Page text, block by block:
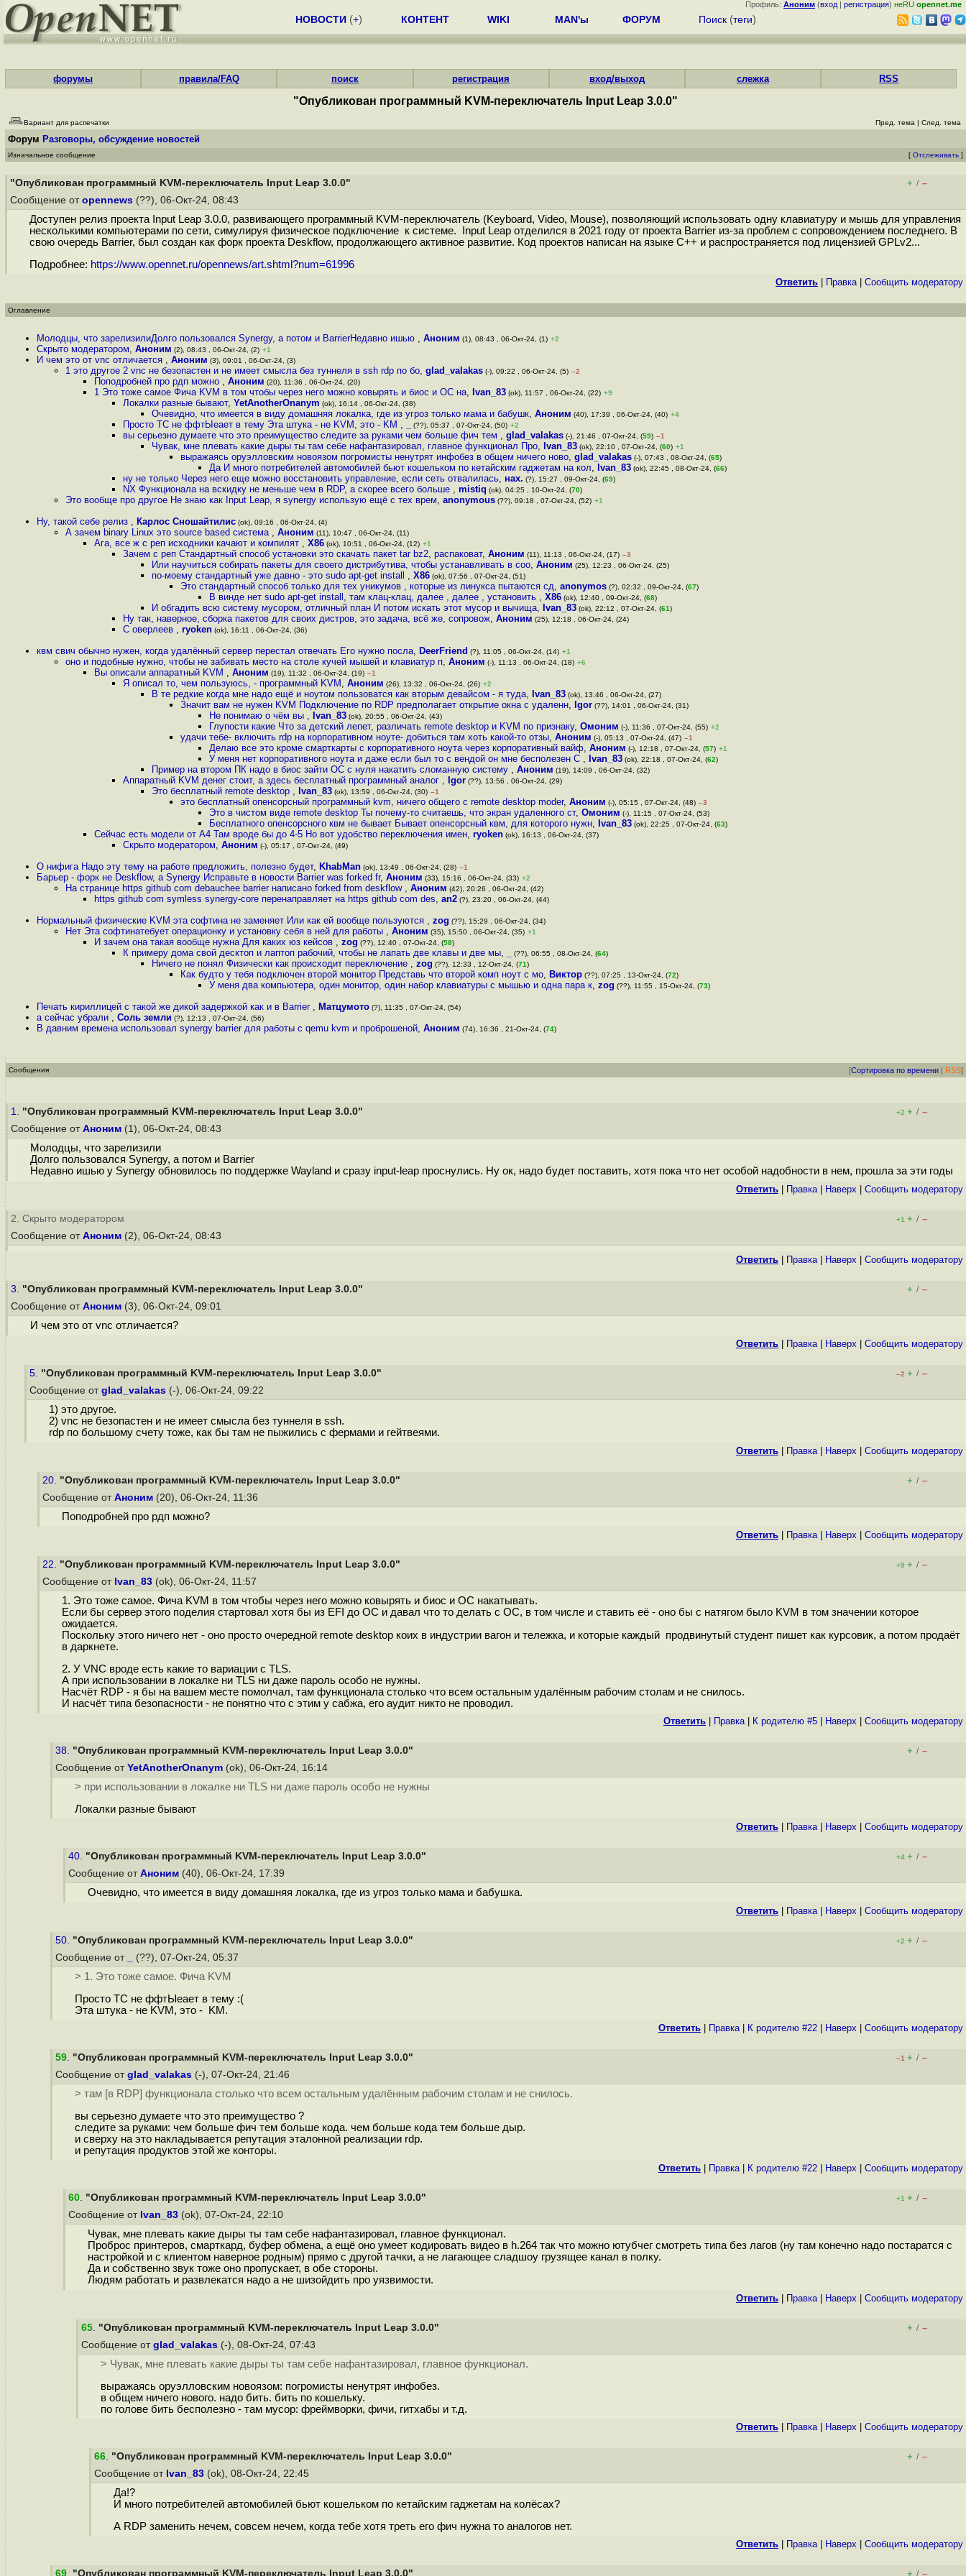
Профиль: Аноним (вход | регистрация) неRU opennet.me
НОВОСТИ (+) КОНТЕНТ WIKI MAN'ы ФОРУМ Поиск (теги)
форумы правила/FAQ поиск регистрация вход/выход слежка RSS
"Опубликован программный KVM-переключатель Input Leap 3.0.0"
Вариант для распечатки Пред. тема | След. тема
Форум Разговоры, обсуждение новостей
Изначальное сообщение [ Отслеживать ]
"Опубликован программный KVM-переключатель Input Leap 3.0.0" + / –
Сообщение от opennews (??), 06-Окт-24, 08:43
Доступен релиз проекта Input Leap 3.0.0, развивающего программный KVM-переключатель (Keyboard, Video, Mouse), позволяющий использовать одну клавиатуру и мышь для управления
несколькими компьютерами по сети, симулируя физическое подключение к системе. Input Leap отделился в 2021 году от проекта Barrier из-за проблем с сопровождением последнего. В
свою очередь Barrier, был создан как форк проекта Deskflow, продолжающего активное развитие. Код проектов написан на языке C++ и распространяется под лицензией GPLv2...
Подробнее: https://www.opennet.ru/opennews/art.shtml?num=61996
Ответить Правка| Cообщить модератору
Оглавление
Молодцы, что зарелизилиДолго пользовался Synergy, а потом и BarrierНедавно ишью , Аноним (1), 08:43 , 06-Окт-24, (1) +2
Скрыто модератором, Аноним (2), 08:43 , 06-Окт-24, (2) +1
И чем это от vnc отличается , Аноним (3), 09:01 , 06-Окт-24, (3)
1 это другое 2 vnc не безопастен и не имеет смысла без туннеля в ssh rdp по бо, glad_valakas (-), 09:22 , 06-Окт-24, (5) –2
Поподробней про рдп можно , Аноним (20), 11:36 , 06-Окт-24, (20)
1 Это тоже самое Фича KVM в том чтобы через него можно ковырять и биос и ОС на, Ivan_83 (ok), 11:57 , 06-Окт-24, (22) +9
Локалки разные бывают, YetAnotherOnanym (ok), 16:14 , 06-Окт-24, (38)
Очевидно, что имеется в виду домашняя локалка, где из угроз только мама и бабушк, Аноним (40), 17:39 , 06-Окт-24, (40) +4
Просто ТС не ффтЫеает в тему Эта штука - не KVM, это - KM , (??), 05:37 , 07-Окт-24, (50) +2
вы серьезно думаете что это преимущество следите за руками чем больше фич тем , glad_valakas (-), 21:46 , 07-Окт-24, (59) –1
Чувак, мне плевать какие дыры ты там себе нафантазировал, главное функционал Про, Ivan_83 (ok), 22:10 , 07-Окт-24, (60) +1
выражаясь оруэлловским новоязом погромисты ненутрят инфобез в общем ничего ново, glad_valakas (-), 07:43 , 08-Окт-24, (65)
Да И много потребителей автомобилей бьют кошельком по кетайским гаджетам на кол, Ivan_83 (ok), 22:45 , 08-Окт-24, (66)
ну не только Через него еще можно восстановить управление, если сеть отвалилась, нах. (?), 15:27 , 09-Окт-24, (69)
NX Функционала на вскидку не меньше чем в RDP, а скорее всего больше , mistiq (ok), 04:25 , 10-Окт-24, (70)
Это вообще про другое Не знаю как Input Leap, я synergy использую ещё с тех врем, anonymous (??), 09:18 , 07-Окт-24, (52) +1
Ну, такой себе релиз , Карлос Сношайтилис (ok), 09:16 , 06-Окт-24, (4)
А зачем binary Linux это source based система , Аноним (11), 10:47 , 06-Окт-24, (11)
Ага, все ж с реп исходники качают и компилят , X86 (ok), 10:51 , 06-Окт-24, (12) +1
Зачем с реп Стандартный способ установки это скачать пакет tar bz2, распаковат, Аноним (11), 11:13 , 06-Окт-24, (17) –3
Или научиться собирать пакеты для своего дистрибутива, чтобы устанавливать в соо, Аноним (25), 12:23 , 06-Окт-24, (25)
по-моему стандартный уже давно - это sudo apt-get install , X86 (ok), 07:56 , 07-Окт-24, (51)
Это стандартный способ только для тех уникумов , которые из линукса пытаются сд, anonymos (?), 02:32 , 09-Окт-24, (67)
В винде нет sudo apt-get install, там клац-клац, далее , далее , установить , X86 (ok), 12:40 , 09-Окт-24, (68)
И обгадить всю систему мусором, отличный план И потом искать этот мусор и вычища, Ivan_83 (ok), 22:12 , 07-Окт-24, (61)
Ну так, наверное, сборка пакетов для своих дистров, это задача, всё же, сопровож, Аноним (25), 12:18 , 06-Окт-24, (24)
С оверлеев , ryoken (ok), 16:11 , 06-Окт-24, (36)
квм свич обычно нужен, когда удалённый сервер перестал отвечать Его нужно посла, DeerFriend (?), 11:05 , 06-Окт-24, (14) +1
оно и подобные нужно, чтобы не забивать место на столе кучей мышей и клавиатур п, Аноним (-), 11:13 , 06-Окт-24, (18) +6
Вы описали аппаратный KVM , Аноним (19), 11:32 , 06-Окт-24, (19) –1
Я описал то, чем пользуюсь, - программный KVM , Аноним (26), 13:32 , 06-Окт-24, (26) +2
В те редкие когда мне надо ещё и ноутом пользоватся как вторым девайсом - я туда, Ivan_83 (ok), 13:46 , 06-Окт-24, (27)
Значит вам не нужен KVM Подключение по RDP предполагает открытие окна с удаленн, Igor (??), 14:01 , 06-Окт-24, (31)
Не понимаю о чём вы , Ivan_83 (ok), 20:55 , 06-Окт-24, (43)
Глупости какие Что за детский лепет, различать remote desktop и KVM по признаку, Омоним (-), 11:36 , 07-Окт-24, (55) +2
удачи тебе- включить rdp на корпоративном ноуте- добиться там хоть какой-то отзы, Аноним (-), 05:13 , 07-Окт-24, (47) –1
Делаю все это кроме смарткарты с корпоративного ноута через корпоративный вайф, Аноним (-), 12:18 , 07-Окт-24, (57) +1
У меня нет корпоративного ноута и даже если был то с вендой он мне бесполезен С , Ivan_83 (ok), 22:18 , 07-Окт-24, (62)
Пример на втором ПК надо в биос зайти ОС с нуля накатить сломанную систему , Аноним (19), 14:09 , 06-Окт-24, (32)
Аппаратный KVM денег стоит, а здесь бесплатный программный аналог , Igor (??), 13:56 , 06-Окт-24, (29)
Это бесплатный remote desktop , Ivan_83 (ok), 13:59 , 06-Окт-24, (30) –1
это бесплатный опенсорсный программный kvm, ничего общего с remote desktop moder, Аноним (-), 05:15 , 07-Окт-24, (48) –3
Это в чистом виде remote desktop Ты почему-то считаешь, что экран удаленного ст, Омоним (-), 11:15 , 07-Окт-24, (53)
Бесплатного опенсорсного квм не бывает Бывает опенсорсный квм, для которого нужн, Ivan_83 (ok), 22:25 , 07-Окт-24, (63)
Сейчас есть модели от А4 Там вроде бы до 4-5 Но вот удобство переключения имен, ryoken (ok), 16:13 , 06-Окт-24, (37)
Скрыто модератором, Аноним (-), 05:17 , 07-Окт-24, (49)
О нифига Надо эту тему на работе предложить, полезно будет, KhabMan (ok), 13:49 , 06-Окт-24, (28) –1
Барьер - форк не Deskflow, а Synergy Исправьте в новости Barrier was forked fr, Аноним (33), 15:16 , 06-Окт-24, (33) +2
На странице https github com debauchee barrier написано forked from deskflow , Аноним (42), 20:26 , 06-Окт-24, (42)
https github com symless synergy-core перенаправляет на https github com des, an2 (?), 23:20 , 06-Окт-24, (44)
Нормальный физические KVM эта софтина не заменяет Или как ей вообще пользуются , zog (??), 15:29 , 06-Окт-24, (34)
Нет Эта софтинатебует операционку и установку себя в ней для работы , Аноним (35), 15:50 , 06-Окт-24, (35) +1
И зачем она такая вообще нужна Для каких юз кейсов , zog (??), 12:40 , 07-Окт-24, (58)
К примеру дома свой десктоп и лаптоп рабочий, чтобы не лапать две клавы и две мы, (??), 06:55 , 08-Окт-24, (64)
Ничего не понял Физически как происходит переключение , zog (??), 12:33 , 12-Окт-24, (71)
Как будто у тебя подключен второй монитор Представь что второй комп ноут с мо, Виктор (??), 07:25 , 13-Окт-24, (72)
У меня два компьютера, один монитор, один набор клавиатуры с мышью и одна пара к, zog (??), 11:55 , 15-Окт-24, (73)
Печать кириллицей с такой же дикой задержкой как и в Barrier , Матцумото (?), 11:35 , 07-Окт-24, (54)
а сейчас убрали , Соль земли (?), 12:13 , 07-Окт-24, (56)
В давним времена использовал synergy barrier для работы с qemu kvm и проброшеной, Аноним (74), 16:36 , 21-Окт-24, (74)
Сообщения [Сортировка по времени | RSS]
1. "Опубликован программный KVM-переключатель Input Leap 3.0.0" +2 + / –
Сообщение от Аноним (1), 06-Окт-24, 08:43
Молодцы, что зарелизили
Долго пользовался Synergy, а потом и Barrier
Недавно ишью у Synergy обновилось по поддержке Wayland и сразу input-leap проснулись. Ну ок, надо будет поставить, хотя пока что нет особой надобности в нем, прошла за эти годы
Ответить Правка| Наверх Cообщить модератору
2. Скрыто модератором +1 + / –
Сообщение от Аноним (2), 06-Окт-24, 08:43
Ответить Правка| Наверх Cообщить модератору
3. "Опубликован программный KVM-переключатель Input Leap 3.0.0" + / –
Сообщение от Аноним (3), 06-Окт-24, 09:01
И чем это от vnc отличается?
Ответить Правка| Наверх Cообщить модератору
5. "Опубликован программный KVM-переключатель Input Leap 3.0.0" –2 + / –
Сообщение от glad_valakas (-), 06-Окт-24, 09:22
1) это другое.
2) vnc не безопастен и не имеет смысла без туннеля в ssh.
rdp по большому счету тоже, как бы там не пыжились с фермами и гейтвеями.
Ответить Правка| Наверх Cообщить модератору
20. "Опубликован программный KVM-переключатель Input Leap 3.0.0" + / –
Сообщение от Аноним (20), 06-Окт-24, 11:36
Поподробней про рдп можно?
Ответить Правка| Наверх Cообщить модератору
22. "Опубликован программный KVM-переключатель Input Leap 3.0.0" +9 + / –
Сообщение от Ivan_83 (ok), 06-Окт-24, 11:57
1. Это тоже самое. Фича KVM в том чтобы через него можно ковырять и биос и ОС накатывать.
Если бы сервер этого поделия стартовал хотя бы из EFI до ОС и давал что то делать с ОС, в том числе и ставить её - оно бы с натягом было KVM в том значении которое
ожидается.
Поскольку этого ничего нет - оно просто очередной remote desktop коих в индустрии вагон и тележка, и которые каждый продвинутый студент пишет как курсовик, а потом продаёт
в даркнете.
2. У VNC вроде есть какие то вариации с TLS.
А при использовании в локалке ни TLS ни даже пароль особо не нужны.
Насчёт RDP - я бы на вашем месте помолчал, там функционала столько что всем остальным удалённым рабочим столам и не снилось.
И насчёт типа безопасности - не понятно что с этим у сабжа, его аудит никто не проводил.
Ответить Правка| К родителю #5 Наверх Cообщить модератору
38. "Опубликован программный KVM-переключатель Input Leap 3.0.0" + / –
Сообщение от YetAnotherOnanym (ok), 06-Окт-24, 16:14
> при использовании в локалке ни TLS ни даже пароль особо не нужны
Локалки разные бывают
Ответить Правка| Наверх Cообщить модератору
40. "Опубликован программный KVM-переключатель Input Leap 3.0.0" +4 + / –
Сообщение от Аноним (40), 06-Окт-24, 17:39
Очевидно, что имеется в виду домашняя локалка, где из угроз только мама и бабушка.
Ответить Правка| Наверх Cообщить модератору
50. "Опубликован программный KVM-переключатель Input Leap 3.0.0" +2 + / –
Сообщение от
(??), 07-Окт-24, 05:37
> 1. Это тоже самое. Фича KVM
Просто ТС не ффтЫеает в тему :(
Эта штука - не KVM, это - KM.
Ответить Правка| К родителю #22 Наверх Cообщить модератору
59. "Опубликован программный KVM-переключатель Input Leap 3.0.0" –1 + / –
Сообщение от glad_valakas (-), 07-Окт-24, 21:46
> там [в RDP] функционала столько что всем остальным удалённым рабочим столам и не снилось.
вы серьезно думаете что это преимущество ?
следите за руками: чем больше фич тем больше кода. чем больше кода тем больше дыр.
и сверху на это накладывается репутация эталонной реализации rdp.
и репутация продуктов этой же конторы.
Ответить Правка| К родителю #22 Наверх Cообщить модератору
60. "Опубликован программный KVM-переключатель Input Leap 3.0.0" +1 + / –
Сообщение от Ivan_83 (ok), 07-Окт-24, 22:10
Чувак, мне плевать какие дыры ты там себе нафантазировал, главное функционал.
Проброс принтеров, смарткард, буфер обмена, а ещё оно умеет кодировать видео в h.264 так что можно ютубчег смотреть типа без лагов (ну там конечно надо постаратся с
настройкой и с клиентом наверное родным) прямо с другой тачки, а не лагающее сладшоу грузящее канал в полку.
Да и собственно звук тоже оно пропускает, в обе стороны.
Людям работать и развлекатся надо а не шизойдить про уязвимости.
Ответить Правка| Наверх Cообщить модератору
65. "Опубликован программный KVM-переключатель Input Leap 3.0.0" + / –
Сообщение от glad_valakas (-), 08-Окт-24, 07:43
> Чувак, мне плевать какие дыры ты там себе нафантазировал, главное функционал.
выражаясь оруэлловским новоязом: погромисты ненутрят инфобез.
в общем ничего нового. надо бить. бить по кошельку.
по голове бить бесполезно - там мусор: фреймворки, фичи, гитхабы и т.д.
Ответить Правка| Наверх Cообщить модератору
66. "Опубликован программный KVM-переключатель Input Leap 3.0.0" + / –
Сообщение от Ivan_83 (ok), 08-Окт-24, 22:45
Да!?
И много потребителей автомобилей бьют кошельком по кетайским гаджетам на колёсах?
А RDP заменить нечем, совсем нечем, когда тебе хотя треть его фич нужна то аналогов нет.
Ответить Правка| Наверх Cообщить модератору
69 "Опубликован программный KVM-переключатель Input Leap 3.0.0" + / –